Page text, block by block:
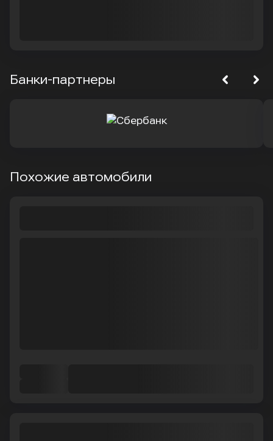
Банки-партнеры
Похожие автомобили